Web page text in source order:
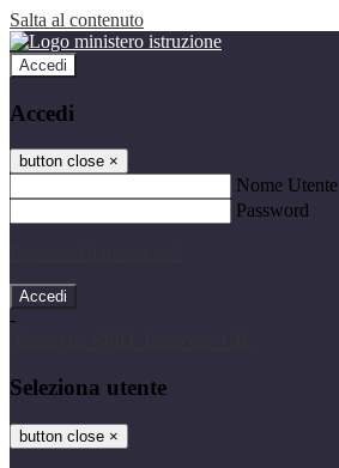
Salta al contenuto
Accedi
Accedi
button close ×
Nome Utente
Password
-
Seleziona utente
button close ×